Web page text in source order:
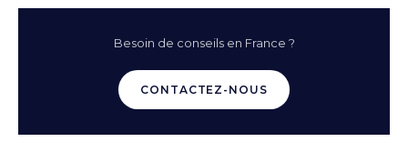
Besoin de conseils en France ?
CONTACTEZ-NOUS